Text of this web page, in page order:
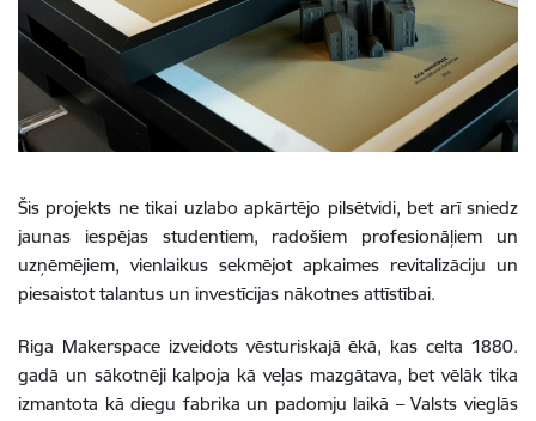
Šis projekts ne tikai uzlabo apkārtējo pilsētvidi, bet arī sniedz
jaunas iespējas studentiem, radošiem profesionāļiem un
uzņēmējiem, vienlaikus sekmējot apkaimes revitalizāciju un
piesaistot talantus un investīcijas nākotnes attīstībai.
Riga Makerspace izveidots vēsturiskajā ēkā, kas celta 1880.
gadā un sākotnēji kalpoja kā veļas mazgātava, bet vēlāk tika
izmantota kā diegu fabrika un padomju laikā – Valsts vieglās